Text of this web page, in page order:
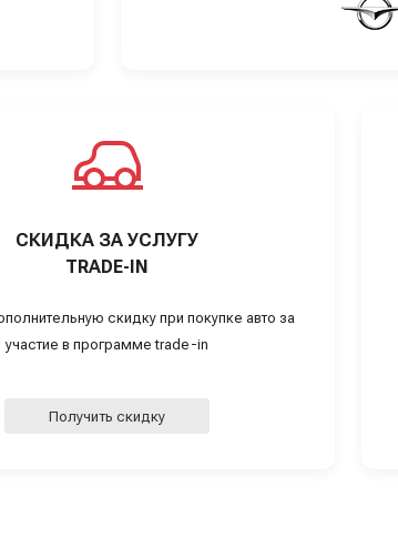
СКИДКА ЗА УСЛУГУ
TRADE-IN
скидку при покупке авто за
участие в программе trade-in
Получить скидку